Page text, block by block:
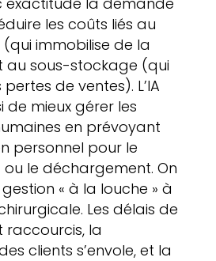
les coûts liés au
immobilise de la
au sous-stockage (qui
de ventes). L’IA
de mieux gérer les
en prévoyant
personnel pour le
le déchargement. On
« à la louche » à
Les délais de
raccourcis, la
clients s’envole, et la